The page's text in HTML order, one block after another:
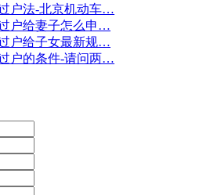
户法-北京机动车…
户给妻子怎么申…
户给子女最新规…
户的条件-请问两…